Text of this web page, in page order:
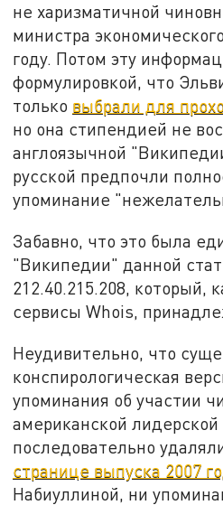
не харизматичной
министра
году. Потом эту
формулировкой, что
только выбрали для
но она стипендией не
англоязычной
русской предпочли
упоминание
Забавно, что это была
"Википедии" данной
212.40.215.208, который,
сервисы Whois,
Неудивительно, что
конспирологическая
упоминания об участии
американской
последовательно
странице выпуска 2007
Набиуллиной, ни